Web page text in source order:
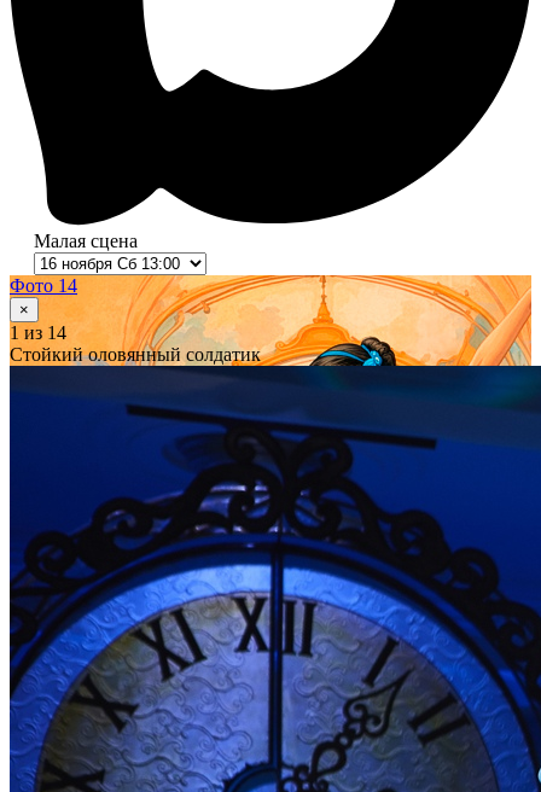
Малая сцена
Фото 14
×
1 из 14
Стойкий оловянный солдатик